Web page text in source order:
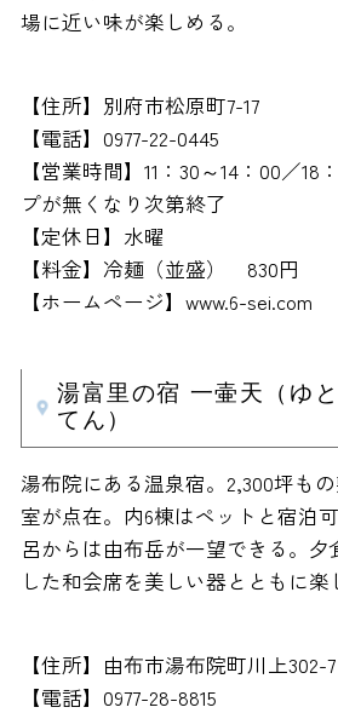
場に近い味が楽しめる。
【住所】別府市松原町7-17
【電話】0977-22-0445
【営業時間】11：30～14：00／
プが無くなり次第終了
【定休日】水曜
【料金】冷麺（並盛） 830円
【ホームページ】www.6-sei.com
湯富里の宿 一壷天（ゆ
てん）
湯布院にある温泉宿。2,300坪も
室が点在。内6棟はペットと宿泊
呂からは由布岳が一望できる。
した和会席を美しい器とともに楽
【住所】由布市湯布院町川上302-7
【電話】0977-28-8815